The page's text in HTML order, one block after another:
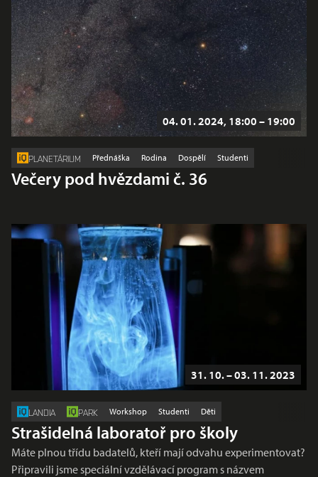
04. 01. 2024, 18:00 – 19:00
PLANETÁRIUM Přednáška Rodina Dospělí Studenti
Večery pod hvězdami č. 36
31. 10. – 03. 11. 2023
LANDIA PARK Workshop Studenti Děti
Strašidelná laboratoř pro školy
Máte plnou třídu badatelů, kteří mají odvahu experimentovat?
Připravili jsme speciální vzdělávací program s názvem